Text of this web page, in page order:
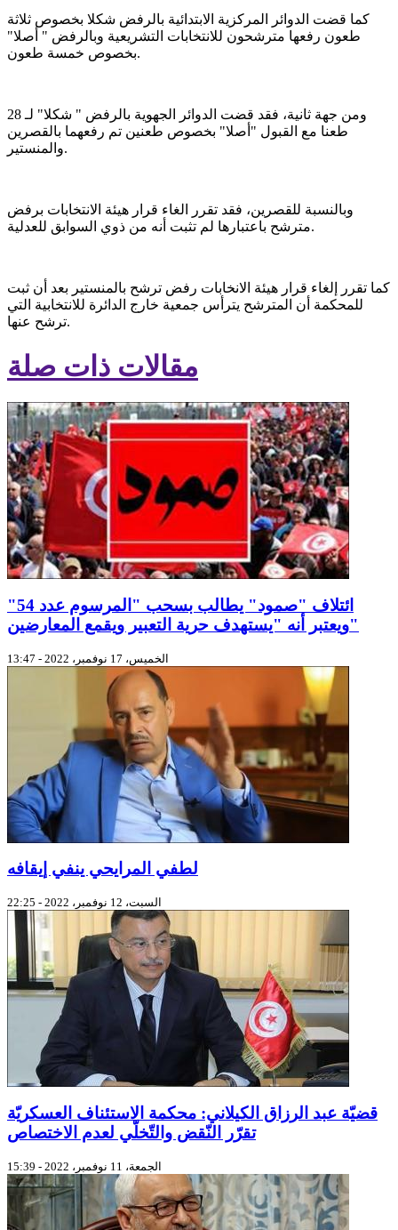
كما قضت الدوائر المركزية الابتدائية بالرفض شكلا بخصوص ثلاثة
طعون رفعها مترشحون للانتخابات التشريعية وبالرفض " أصلا"
بخصوص خمسة طعون.
ومن جهة ثانية، فقد قضت الدوائر الجهوية بالرفض " شكلا" لـ 28
طعنا مع القبول "أصلا" بخصوص طعنين تم رفعهما بالقصرين
والمنستير.
وبالنسبة للقصرين، فقد تقرر الغاء قرار هيئة الانتخابات برفض
مترشح باعتبارها لم تثبت أنه من ذوي السوابق للعدلية.
كما تقرر إلغاء قرار هيئة الانخابات رفض ترشح بالمنستير بعد أن ثبت
للمحكمة أن المترشح يترأس جمعية خارج الدائرة للانتخابية التي
ترشح عنها.
مقالات ذات صلة
ائتلاف "صمود" يطالب بسحب "المرسوم عدد 54"
ويعتبر أنه "يستهدف حرية التعبير ويقمع المعارضين"
الخميس، 17 نوفمبر، 2022 - 13:47
لطفي المرايحي ينفي إيقافه
السبت، 12 نوفمبر، 2022 - 22:25
قضيّة عبد الرزاق الكيلاني: محكمة الاستئناف العسكريّة
تقرّر النّقض والتّخلّي لعدم الاختصاص
الجمعة، 11 نوفمبر، 2022 - 15:39